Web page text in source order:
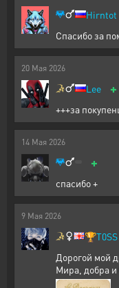
Hirntot
Спасибо за
20 Мая 2026
Lee +
+++за
14 Мая 2026
+
спасибо +
9 Мая 2026
🏆T0SS
Дорогой мой
Мира, добра